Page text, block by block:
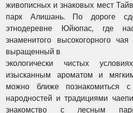
живописных и знаковых мест
парк Алишань. По дороге
этнодеревне Юйюпас, где
знаменитого высокогорного
выращенный в
экологически чистых
изысканным ароматом и
можно ближе познакомиться с
народностей и традициями
знакомство с лесным